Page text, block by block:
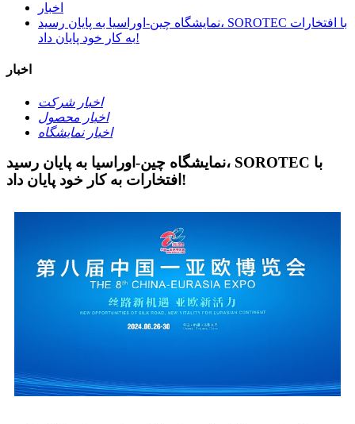
اخبار
نمایشگاه چین-اوراسیا به پایان رسید، SOROTEC با افتخارات
به کار خود پایان داد!
اخبار
اخبار شرکت
اخبار محصول
اخبار نمایشگاه
نمایشگاه چین-اوراسیا به پایان رسید، SOROTEC با
افتخارات به کار خود پایان داد!